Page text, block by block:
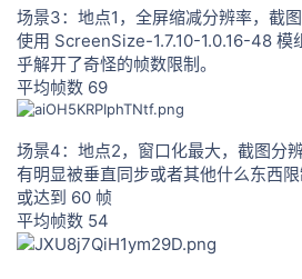
场景3：地点1，全屏缩减分辨率，截
使用 ScreenSize-1.7.10-1.0.16-48 模
乎解开了奇怪的帧数限制。
平均帧数 69
场景4：地点2，窗口化最大，截图分
有明显被垂直同步或者其他什么东西
或达到 60 帧
平均帧数 54